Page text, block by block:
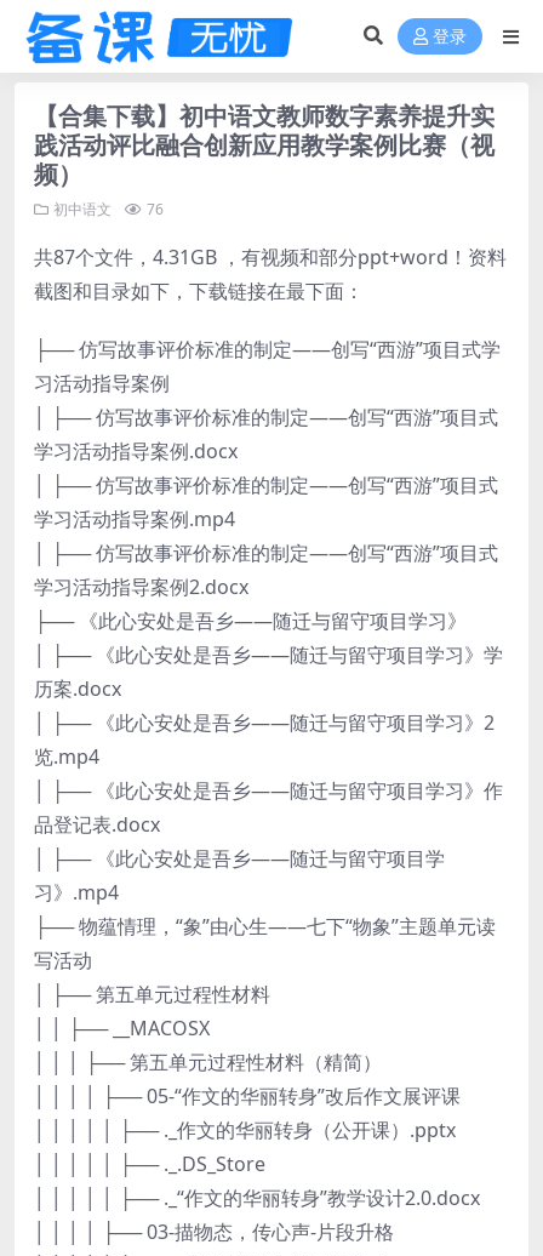
登录
【合集下载】初中语文教师数字素养提升实
践活动评比融合创新应用教学案例比赛（视
频）
初中语文 76
共87个文件，4.31GB ，有视频和部分ppt+word！资料
截图和目录如下，下载链接在最下面：
├── 仿写故事评价标准的制定——创写“西游”项目式学
习活动指导案例
│ ├── 仿写故事评价标准的制定——创写“西游”项目式
学习活动指导案例.docx
│ ├── 仿写故事评价标准的制定——创写“西游”项目式
学习活动指导案例.mp4
│ ├── 仿写故事评价标准的制定——创写“西游”项目式
学习活动指导案例2.docx
├── 《此心安处是吾乡——随迁与留守项目学习》
│ ├── 《此心安处是吾乡——随迁与留守项目学习》学
历案.docx
│ ├── 《此心安处是吾乡——随迁与留守项目学习》2
览.mp4
│ ├── 《此心安处是吾乡——随迁与留守项目学习》作
品登记表.docx
│ ├── 《此心安处是吾乡——随迁与留守项目学
习》.mp4
├── 物蕴情理，“象”由心生——七下“物象”主题单元读
写活动
│ ├── 第五单元过程性材料
│ │ ├── __MACOSX
│ │ │ ├── 第五单元过程性材料（精简）
│ │ │ │ ├── 05-“作文的华丽转身”改后作文展评课
│ │ │ │ │ ├── ._作文的华丽转身（公开课）.pptx
│ │ │ │ │ ├── ._.DS_Store
│ │ │ │ │ ├── ._“作文的华丽转身”教学设计2.0.docx
│ │ │ │ ├── 03-描物态，传心声-片段升格